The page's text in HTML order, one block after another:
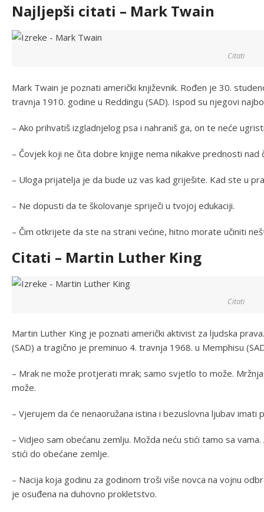
Najljepši citati – Mark Twain
Citati
Mark Twain je poznati američki književnik. Rođen je 30.
travnja 1910. godine u Reddingu (SAD). Ispod su njegovi
– Ako prihvatiš izgladnjelog psa i nahraniš ga, on te neće
– Čovjek koji ne čita dobre knjige nema nikakve prednosti
– Uloga prijatelja je da bude uz vas kad griješite. Kad ste u
– Ne dopusti da te školovanje spriječi u tvojoj edukaciji.
– Čim otkrijete da ste na strani većine, hitno morate učiniti
Citati – Martin Luther King
Citati
Martin Luther King je poznati američki aktivist za ljudska
(SAD) a tragično je preminuo 4. travnja 1968. u Memphisu
– Mrak ne može protjerati mrak; samo svjetlo to može.
može.
– Vjerujem da će nenaoružana istina i bezuslovna ljubav
– Vidjeo sam obećanu zemlju. Možda neću stići tamo sa
stići do obećane zemlje.
– Nacija koja godinu za godinom troši više novca na vojnu
je osuđena na duhovno prokletstvo.